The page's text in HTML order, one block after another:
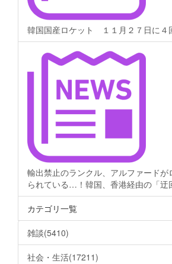
韓国国産ロケット １１月２７日に４
輸出禁止のランクル、アルファードが
られている…！韓国、香港経由の「
カテゴリ一覧
雑談(5410)
社会・生活(17211)